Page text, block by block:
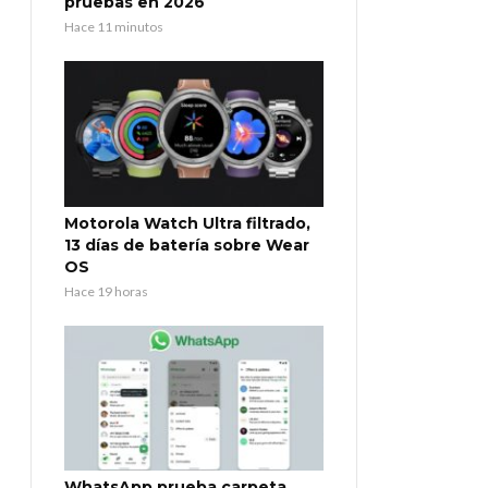
Hace 11 minutos
Motorola Watch Ultra filtrado,
13 días de batería sobre Wear
OS
Hace 19 horas